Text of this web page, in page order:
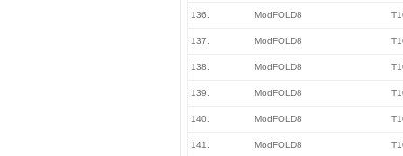
136. ModFOLD8
137. ModFOLD8
138. ModFOLD8
139. ModFOLD8
140. ModFOLD8
141. ModFOLD8